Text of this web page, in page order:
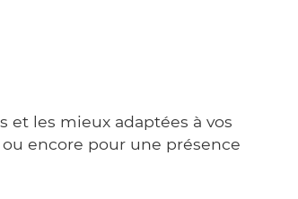
et les mieux adaptées à vos
encore pour une présence